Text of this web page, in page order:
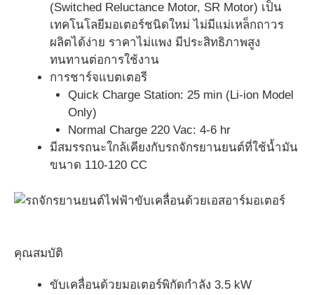
(Switched Reluctance Motor, SR Motor) เป็น
เทคโนโลยีมอเตอร์ชนิดใหม่ ไม่มีแม่เหล็กถาวร
ผลิตได้ง่าย ราคาไม่แพง มีประสิทธิภาพสูง
ทนทานต่อการใช้งาน
การชาร์จแบตเตอรี
Quick Charge Station: 25 min (Li-ion Model
Only)
Normal Charge 220 Vac: 4-6 hr
มีสมรรถนะใกล้เคียงกับรถจักรยานยนต์ที่ใช้น้ำมัน
ขนาด 110-120 CC
คุณสมบัติ
ขับเคลื่อนด้วยมอเตอร์พิกัดกำลัง 3.5 kW